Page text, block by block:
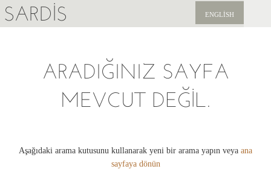
SARDIS ENGLISH
ARADIĞINIZ SAYFA
MEVCUT DEĞIL.
Aşağıdaki arama kutusunu kullanarak yeni bir arama yapın veya ana
sayfaya dönün